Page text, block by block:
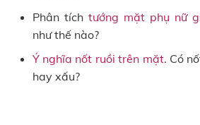
Phân tích tướng mặt phụ nữ
như thế nào?
Ý nghĩa nốt ruồi trên mặt. Có
hay xấu?